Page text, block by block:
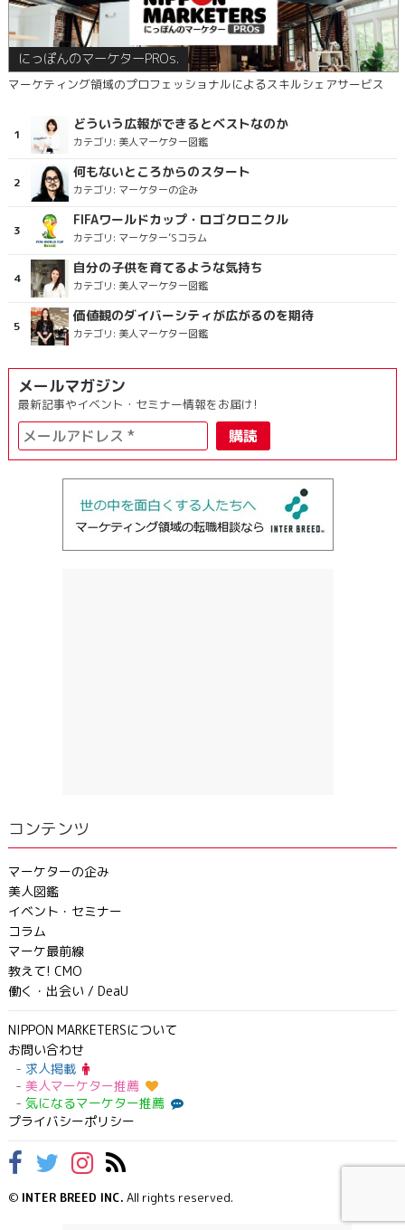
にっぽんのマーケターPROs.
マーケティング領域のプロフェッショナルによるスキルシェアサービス
どういう広報ができるとベストなのか
カテゴリ: 美人マーケター図鑑
何もないところからのスタート
カテゴリ: マーケターの企み
FIFAワールドカップ・ロゴクロニクル
カテゴリ: マーケター’Sコラム
自分の子供を育てるような気持ち
カテゴリ: 美人マーケター図鑑
価値観のダイバーシティが広がるのを期待
カテゴリ: 美人マーケター図鑑
メールマガジン
最新記事やイベント・セミナー情報をお届け!
コンテンツ
マーケターの企み
美人図鑑
イベント・セミナー
コラム
マーケ最前線
教えて! CMO
働く・出会い / DeaU
NIPPON MARKETERSについて
お問い合わせ
求人掲載
美人マーケター推薦
気になるマーケター推薦
プライバシーポリシー
© INTER BREED INC. All rights reserved.